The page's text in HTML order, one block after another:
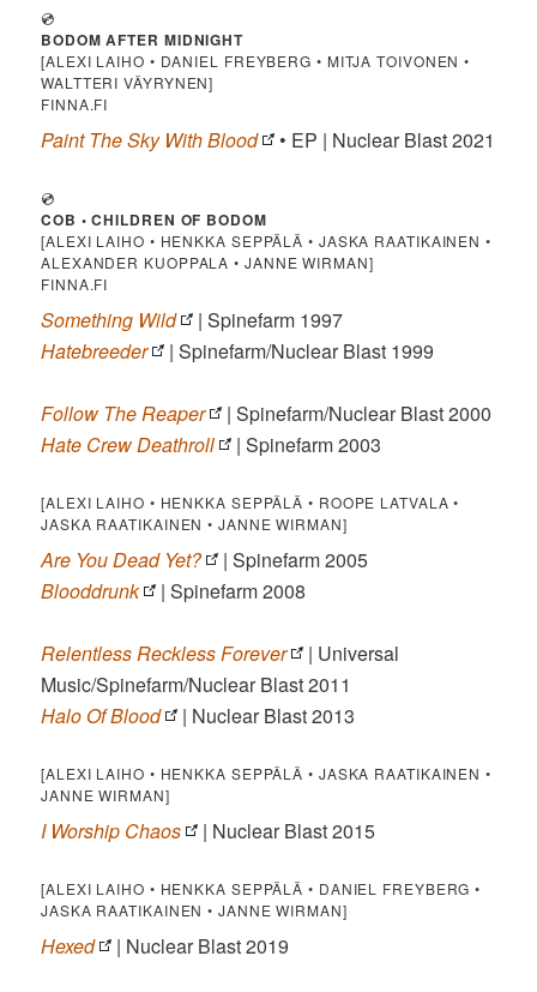
💿
BODOM AFTER MIDNIGHT
[ALEXI LAIHO • DANIEL FREYBERG • MITJA TOIVONEN •
WALTTERI VÄYRYNEN]
FINNA.FI
Paint The Sky With Blood • EP | Nuclear Blast 2021
💿
COB • CHILDREN OF BODOM
[ALEXI LAIHO • HENKKA SEPPÄLÄ • JASKA RAATIKAINEN •
ALEXANDER KUOPPALA • JANNE WIRMAN]
FINNA.FI
Something Wild
| Spinefarm 1997
Hatebreeder
| Spinefarm/Nuclear Blast 1999
Follow The Reaper
| Spinefarm/Nuclear Blast 2000
Hate Crew Deathroll
| Spinefarm 2003
[ALEXI LAIHO • HENKKA SEPPÄLÄ • ROOPE LATVALA •
JASKA RAATIKAINEN • JANNE WIRMAN]
Are You Dead Yet?
| Spinefarm 2005
Blooddrunk
| Spinefarm 2008
Relentless Reckless Forever
| Universal
Music/Spinefarm/Nuclear Blast 2011
Halo Of Blood
| Nuclear Blast 2013
[ALEXI LAIHO • HENKKA SEPPÄLÄ • JASKA RAATIKAINEN •
JANNE WIRMAN]
I Worship Chaos | Nuclear Blast 2015
[ALEXI LAIHO • HENKKA SEPPÄLÄ • DANIEL FREYBERG •
JASKA RAATIKAINEN • JANNE WIRMAN]
Hexed | Nuclear Blast 2019